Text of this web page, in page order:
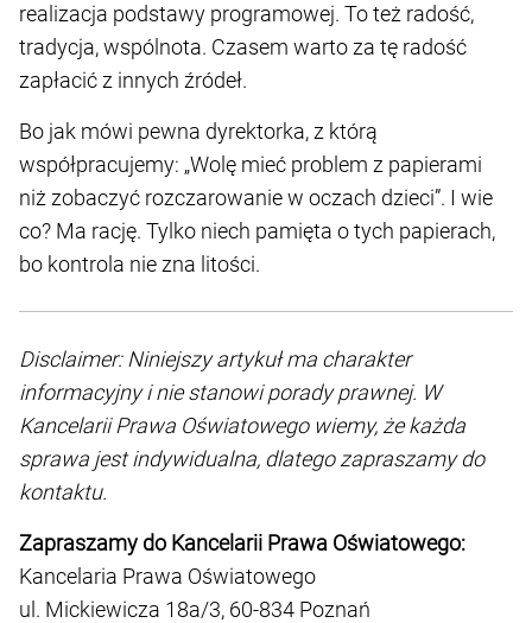
realizacja podstawy programowej. To też radość,
tradycja, wspólnota. Czasem warto za tę radość
zapłacić z innych źródeł.
Bo jak mówi pewna dyrektorka, z którą
współpracujemy: „Wolę mieć problem z papierami
niż zobaczyć rozczarowanie w oczach dzieci”. I wie
co? Ma rację. Tylko niech pamięta o tych papierach,
bo kontrola nie zna litości.
Disclaimer: Niniejszy artykuł ma charakter
informacyjny i nie stanowi porady prawnej. W
Kancelarii Prawa Oświatowego wiemy, że każda
sprawa jest indywidualna, dlatego zapraszamy do
kontaktu.
Zapraszamy do Kancelarii Prawa Oświatowego:
Kancelaria Prawa Oświatowego
ul. Mickiewicza 18a/3, 60-834 Poznań